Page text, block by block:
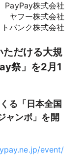
PayPay株式会社
ヤフー株式会社
バンク株式会社
ただける大規
祭」を2月1
る「日本全国
ャンボ」を開
event/